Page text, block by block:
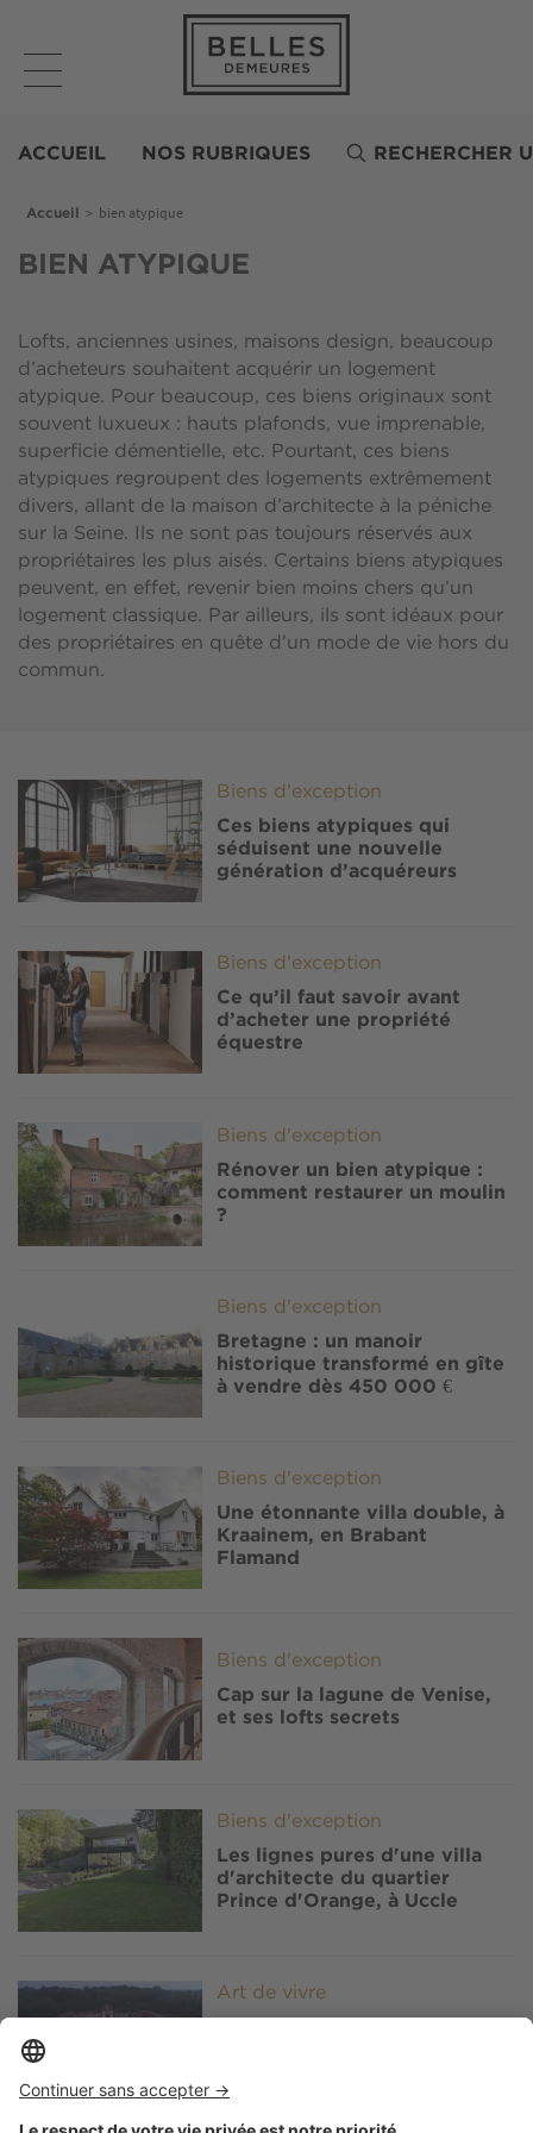
contenu
principal
Demeures
ACCUEIL NOS RUBRIQUES RECHERCHER
Fil d'Ariane
Accueil > bien atypique
BIEN ATYPIQUE
Lofts, anciennes usines, maisons design, beaucoup
d’acheteurs souhaitent acquérir un logement
atypique. Pour beaucoup, ces biens originaux sont
souvent luxueux : hauts plafonds, vue imprenable,
superficie démentielle, etc. Pourtant, ces biens
atypiques regroupent des logements extrêmement
divers, allant de la maison d’architecte à la péniche
sur la Seine. Ils ne sont pas toujours réservés aux
propriétaires les plus aisés. Certains biens atypiques
peuvent, en effet, revenir bien moins chers qu’un
logement classique. Par ailleurs, ils sont idéaux pour
des propriétaires en quête d’un mode de vie hors du
commun.
Image Biens d'exception
Ces biens atypiques qui
séduisent une nouvelle
génération d’acquéreurs
Image Biens d'exception
Ce qu’il faut savoir avant
d’acheter une propriété
équestre
Image Biens d'exception
Rénover un bien atypique :
comment restaurer un moulin
?
Biens d'exception
Bretagne : un manoir
historique transformé en gîte
à vendre dès 450 000 €
Image Biens d'exception
Une étonnante villa double, à
Kraainem, en Brabant
Flamand
Image
Biens d'exception
Cap sur la lagune de Venise,
et ses lofts secrets
Image Biens d'exception
Les lignes pures d'une villa
d'architecte du quartier
Prince d'Orange, à Uccle
Image Art de vivre